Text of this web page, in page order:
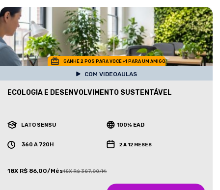
GANHE 2 POS PARA VOCE +1 PARA UM AMIGO
COM VIDEOAULAS
ECOLOGIA E DESENVOLVIMENTO SUSTENTÁVEL
LATO SENSU 100% EAD
360 A 720H 2 A 12 MESES
18X R$ 86,00/Mês18X R$ 387,00/Mês